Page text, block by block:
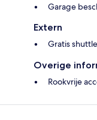
Garage
Extern
Gratis
Overige
Rookvrije